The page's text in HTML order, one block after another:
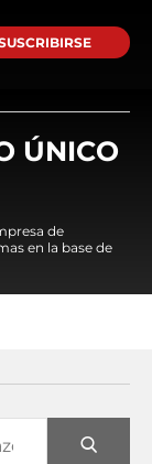
ÚNICO
de
en la base de